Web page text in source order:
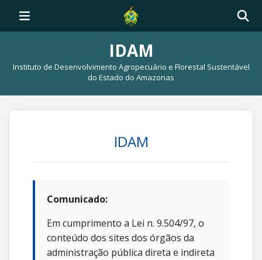
IDAM
Instituto de Desenvolvimento Agropecuário e Florestal Sustentável
do Estado do Amazonas
IDAM
Comunicado:
Em cumprimento a Lei n. 9.504/97, o
conteúdo dos sites dos órgãos da
administração pública direta e indireta